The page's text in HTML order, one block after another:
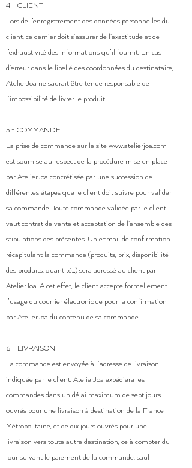
4 - CLIENT
Lors de l’enregistrement des données personnelles du
client, ce dernier doit s’assurer de l’exactitude et de
l’exhaustivité des informations qu’il fournit. En cas
d’erreur dans le libellé des coordonnées du destinataire,
AtelierJoa ne saurait être tenue responsable de
l’impossibilité de livrer le produit.
5 - COMMANDE
La prise de commande sur le site www.atelierjoa.com
est soumise au respect de la procédure mise en place
par AtelierJoa concrétisée par une succession de
différentes étapes que le client doit suivre pour valider
sa commande. Toute commande validée par le client
vaut contrat de vente et acceptation de l’ensemble des
stipulations des présentes. Un e-mail de confirmation
récapitulant la commande (produits, prix, disponibilité
des produits, quantité…) sera adressé au client par
AtelierJoa. A cet effet, le client accepte formellement
l’usage du courrier électronique pour la confirmation
par AtelierJoa du contenu de sa commande.
6 - LIVRAISON
La commande est envoyée à l’adresse de livraison
indiquée par le client. AtelierJoa expédiera les
commandes dans un délai maximum de sept jours
ouvrés pour une livraison à destination de la France
Métropolitaine, et de dix jours ouvrés pour une
livraison vers toute autre destination, ce à compter du
jour suivant le paiement de la commande, sauf